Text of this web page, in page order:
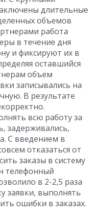
длительные
объемов
работа
в течение дня
и фиксируют их в
оставшийся
объем
записывались на
В результате
всю работу за
задерживались,
С введением в
отказаться от
заказы в систему
телефонный
в 2-2,5 раза
заявки, выполнять
ошибки в заказах.